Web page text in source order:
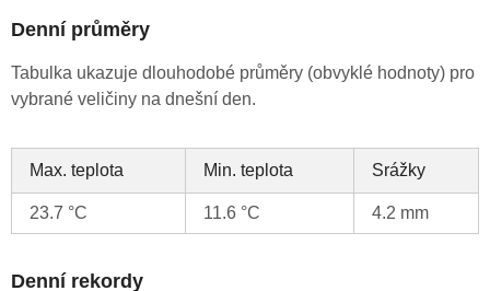
Denní průměry
Tabulka ukazuje dlouhodobé průměry (obvyklé hodnoty) pro
vybrané veličiny na dnešní den.
Max. teplota Min. teplota Srážky
23.7 °C 11.6 °C 4.2 mm
Denní rekordy